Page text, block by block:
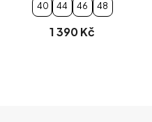
40 44 46 48
1 390 Kč